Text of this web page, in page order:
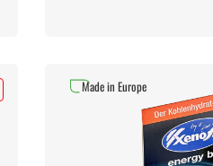
Made in Europe